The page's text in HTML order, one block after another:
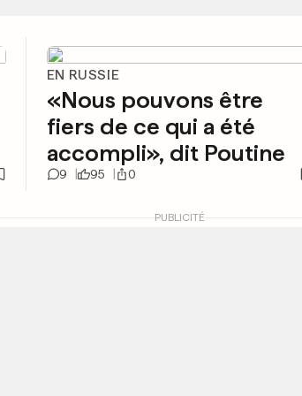
EN RUSSIE
«Nous pouvons être
fiers de ce qui a été
accompli», dit Poutine
9 95 0
PUBLICITÉ